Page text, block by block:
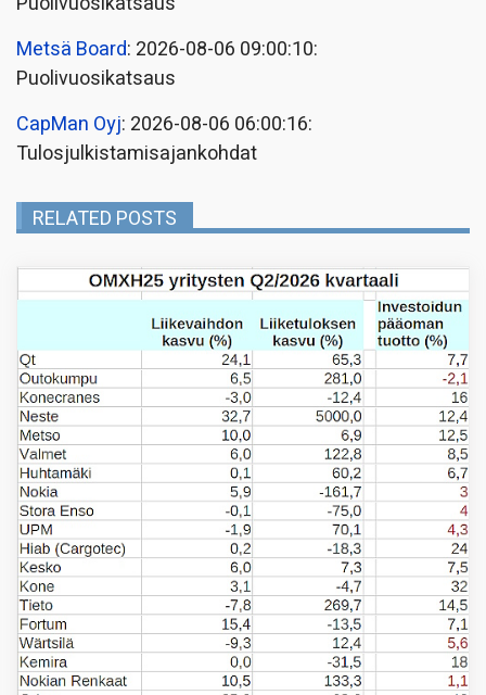
Metsä Board: 2026-08-06 09:00:10:
Puolivuosikatsaus
CapMan Oyj: 2026-08-06 06:00:16:
Tulosjulkistamisajankohdat
RELATED POSTS